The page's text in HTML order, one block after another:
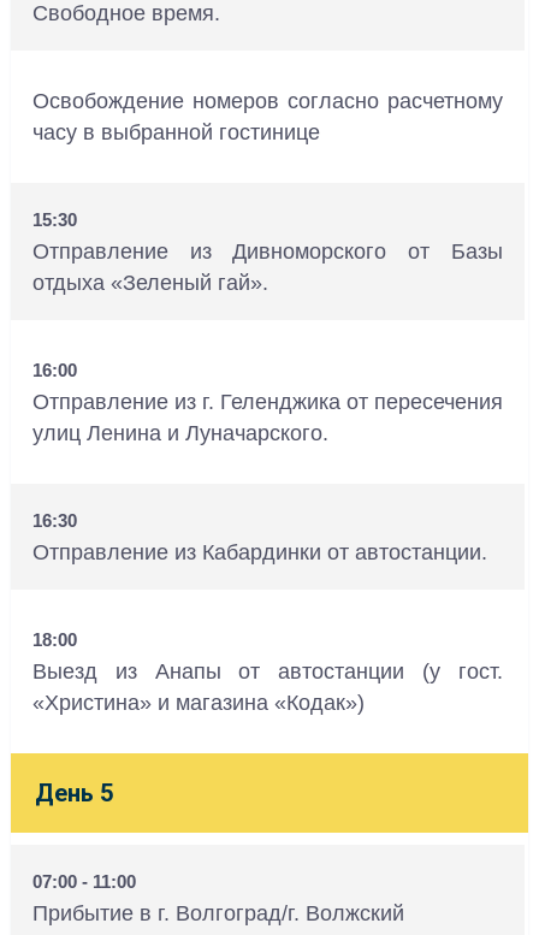
Свободное время.
Освобождение номеров согласно расчетному
часу в выбранной гостинице
15:30
Отправление из Дивноморского от Базы
отдыха «Зеленый гай».
16:00
Отправление из г. Геленджика от пересечения
улиц Ленина и Луначарского.
16:30
Отправление из Кабардинки от автостанции.
18:00
Выезд из Анапы от автостанции (у гост.
«Христина» и магазина «Кодак»)
День 5
07:00 - 11:00
Прибытие в г. Волгоград/г. Волжский